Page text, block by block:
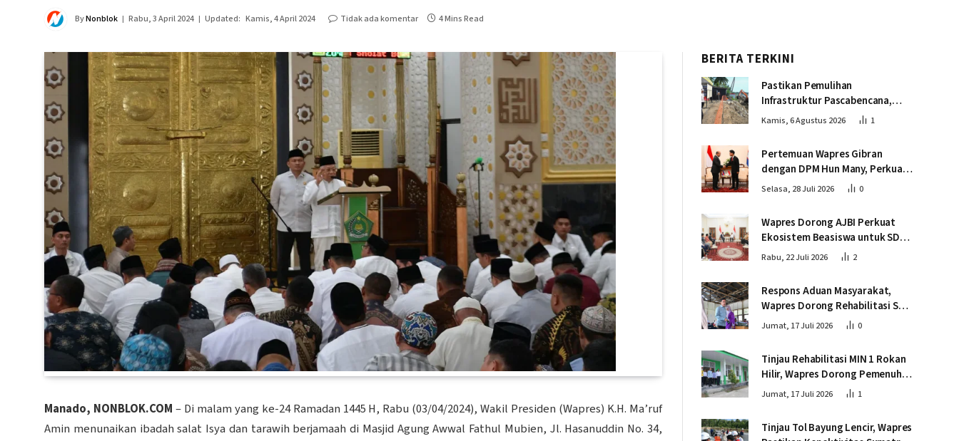
ByNonblok Rabu, 3 April 2024 Updated: Kamis, 4 April 2024 Tidak ada komentar 4 Mins Read
Manado, NONBLOK.COM – Di malam yang ke-24 Ramadan 1445 H, Rabu (03/04/2024), Wakil Presiden (Wapres) K.H. Ma’ruf
Amin menunaikan ibadah salat Isya dan tarawih berjamaah di Masjid Agung Awwal Fathul Mubien, Jl. Hasanuddin No. 34,
BERITA TERKINI
Pastikan Pemulihan
Infrastruktur Pascabencana,
Wapres Tinjau Progres
Kamis, 6 Agustus 2026 1
Pertemuan Wapres Gibran
dengan DPM Hun Many, Perkuat
Kemitraan Strategis Indonesia –
Selasa, 28 Juli 2026 0
Wapres Dorong AJBI Perkuat
Ekosistem Beasiswa untuk SDM
Unggul Indonesia Timur
Rabu, 22 Juli 2026 2
Respons Aduan Masyarakat,
Wapres Dorong Rehabilitasi SDN
016 Serusa Rokan Hilir
Jumat, 17 Juli 2026 0
Tinjau Rehabilitasi MIN 1 Rokan
Hilir, Wapres Dorong Pemenuhan
Sarana Prasarana Pendidikan
Jumat, 17 Juli 2026 1
Tinjau Tol Bayung Lencir, Wapres